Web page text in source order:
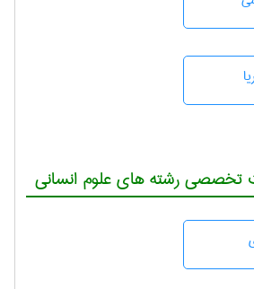
تخصصی رشته های علوم انسانی